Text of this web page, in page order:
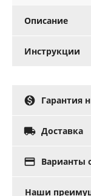
Описание
Инструкции
 Гарантия
 Доставка
 Варианты
Наши